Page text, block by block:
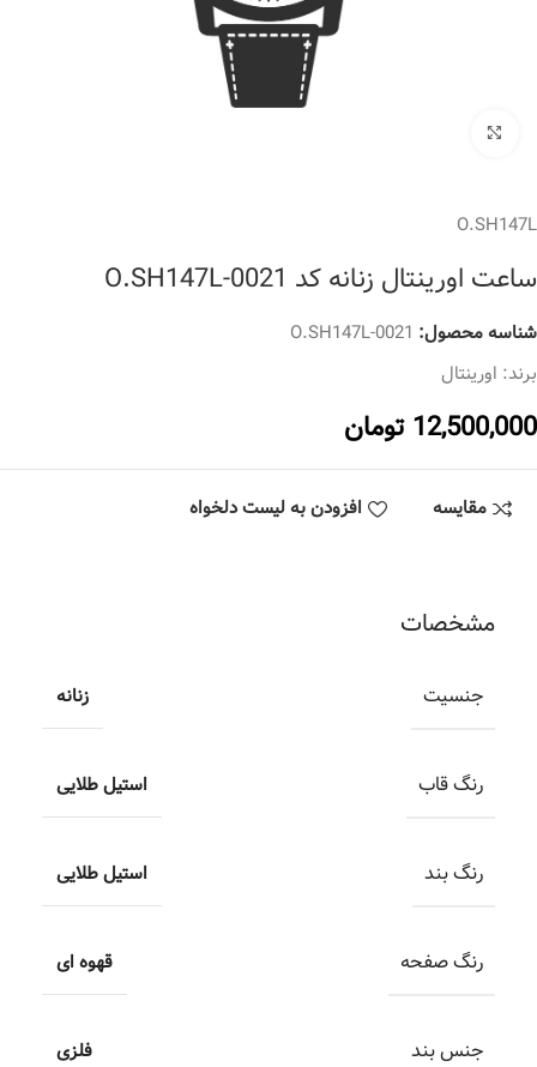
O.SH147L
ساعت اورینتال زنانه کد O.SH147L-0021
شناسه محصول: O.SH147L-0021
برند: اورینتال
12,500,000 تومان
مقایسه افزودن به لیست دلخواه
مشخصات
جنسیت زنانه
رنگ قاب استیل طلایی
رنگ بند استیل طلایی
رنگ صفحه قهوه ای
جنس بند فلزی